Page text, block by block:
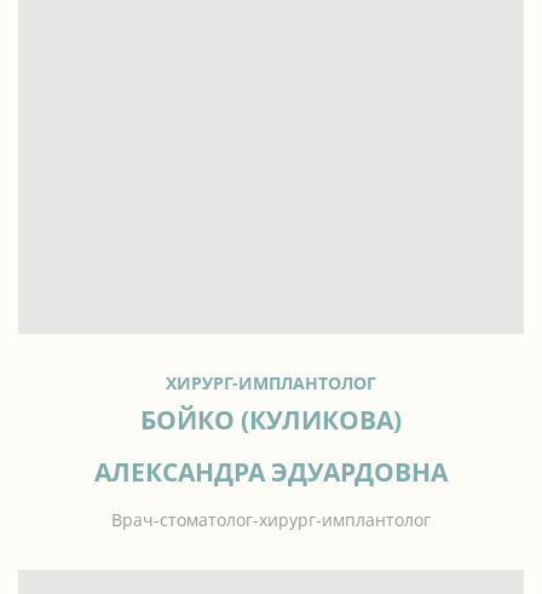
ХИРУРГ-ИМПЛАНТОЛОГ
БОЙКО (КУЛИКОВА)
АЛЕКСАНДРА ЭДУАРДОВНА
Врач-стоматолог-хирург-имплантолог